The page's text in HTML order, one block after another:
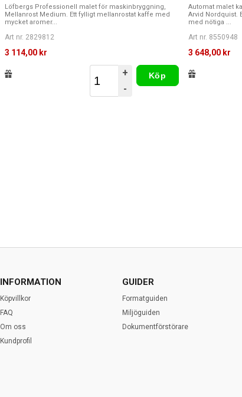
Löfbergs Professionell malet för maskinbryggning,
Mellanrost Medium. Ett fylligt mellanrostat kaffe med
mycket aromer...
Art nr. 2829812
3 114,00 kr
+
-
Köp
Automat malet
Arvid Nordquist.
med nötiga ...
Art nr. 8550948
3 648,00 kr
INFORMATION
Köpvillkor
FAQ
Om oss
Kundprofil
GUIDER
Formatguiden
Miljöguiden
Dokumentförstörare